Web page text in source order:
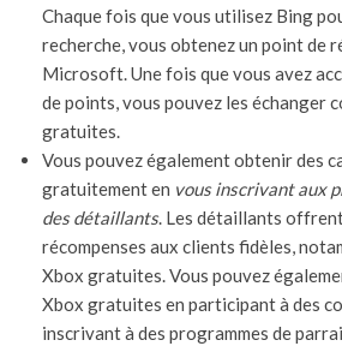
Chaque fois que vous utilisez Bing
recherche, vous obtenez un point de
Microsoft. Une fois que vous avez
de points, vous pouvez les échanger
gratuites.
Vous pouvez également obtenir des
gratuitement en vous inscrivant aux
des détaillants. Les détaillants
récompenses aux clients fidèles,
Xbox gratuites. Vous pouvez
Xbox gratuites en participant à des
inscrivant à des programmes de